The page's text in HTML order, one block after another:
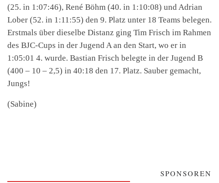
(25. in 1:07:46), René Böhm (40. in 1:10:08) und Adrian
Lober (52. in 1:11:55) den 9. Platz unter 18 Teams belegen.
Erstmals über dieselbe Distanz ging Tim Frisch im Rahmen
des BJC-Cups in der Jugend A an den Start, wo er in
1:05:01 4. wurde. Bastian Frisch belegte in der Jugend B
(400 – 10 – 2,5) in 40:18 den 17. Platz. Sauber gemacht,
Jungs!
(Sabine)
SPONSOREN